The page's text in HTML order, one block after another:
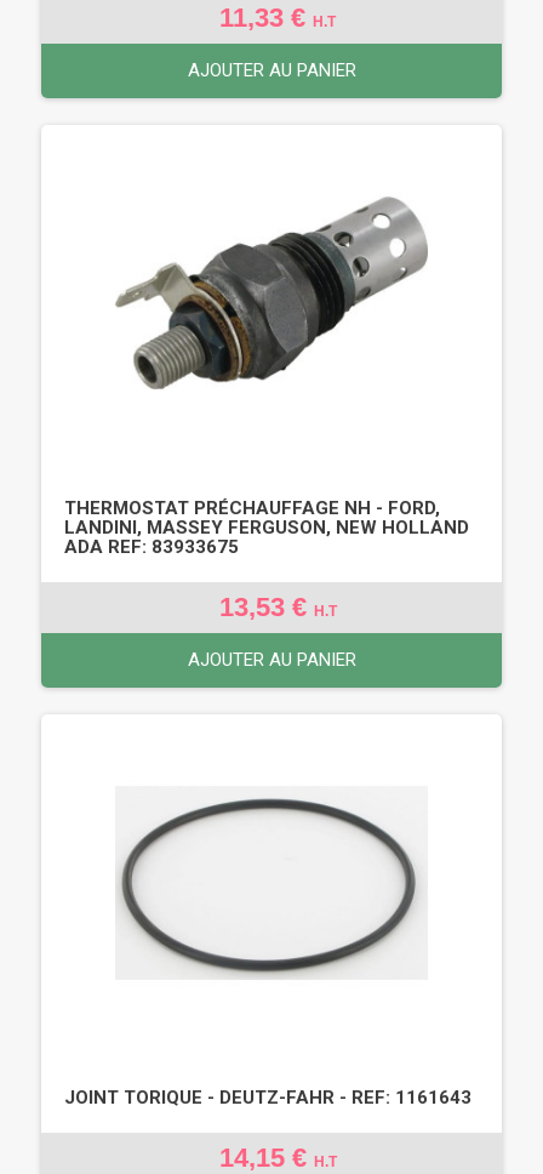
11,33 € H.T
AJOUTER AU PANIER
THERMOSTAT PRÉCHAUFFAGE NH - FORD,
LANDINI, MASSEY FERGUSON, NEW HOLLAND
ADA REF: 83933675
13,53 € H.T
AJOUTER AU PANIER
JOINT TORIQUE - DEUTZ-FAHR - REF: 1161643
14,15 € H.T